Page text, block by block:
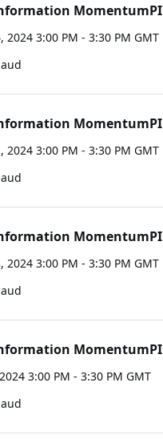
MomentumPI
2024 3:00 PM - 3:30 PM GMT
MomentumPI
2024 3:00 PM - 3:30 PM GMT
MomentumPI
2024 3:00 PM - 3:30 PM GMT
MomentumPI
3:00 PM - 3:30 PM GMT